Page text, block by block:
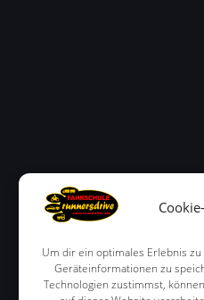
Um dir ein optimales Erlebnis
Geräteinformationen zu
Technologien zustimmst,